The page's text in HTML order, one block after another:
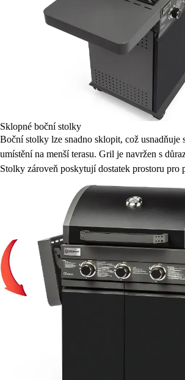
Sklopné boční stolky
Boční stolky lze snadno sklopit, což usnadňuje
umístění na menší terasu. Gril je navržen s
Stolky zároveň poskytují dostatek prostoru pro